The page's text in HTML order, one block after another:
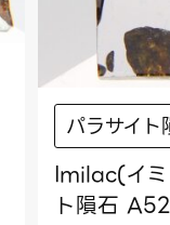
パラサイト
Imilac(イ
ト隕石